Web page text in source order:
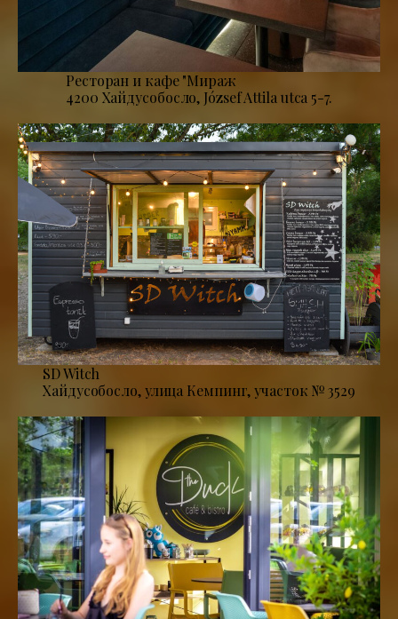
Ресторан и кафе "Мираж
4200 Хайдусобосло, József Attila utca 5-7.
SD Witch
Хайдусобосло, улица Кемпинг, участок № 3529